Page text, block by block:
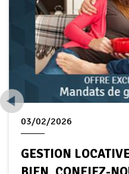
16/01/2026
SALON MAISON &